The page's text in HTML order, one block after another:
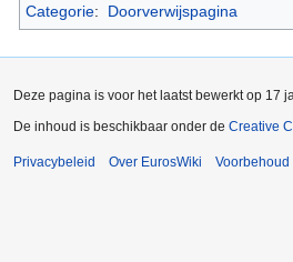
Categorie: Doorverwijspagina
Deze pagina is voor het laatst bewerkt op 17
De inhoud is beschikbaar onder de Creative
Privacybeleid Over EurosWiki Voorbehoud